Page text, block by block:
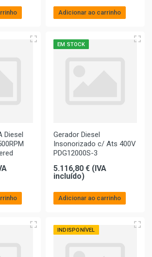
Adicionar ao carrinho
Diesel
EM STOCK
Gerador Diesel
Insonorizado c/ Ats 400V
PDG12000S-3
5.116,80 € (IVA
incluído)
Adicionar ao carrinho
INDISPONÍVEL